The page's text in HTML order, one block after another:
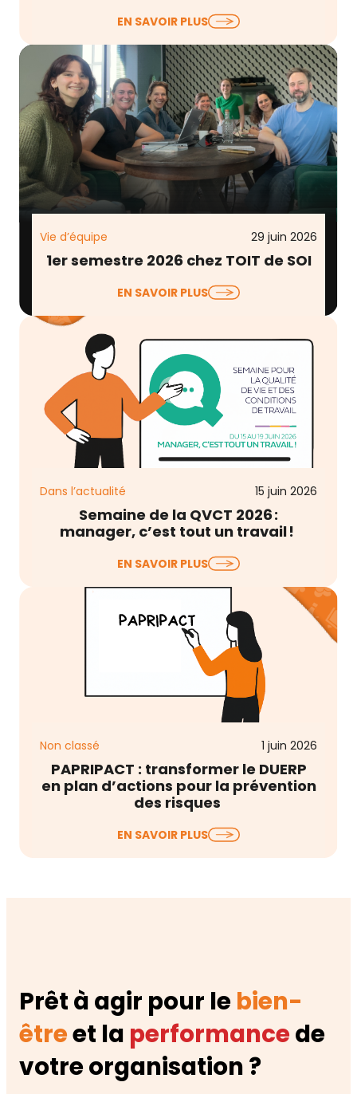
Lorsqu’on évoque l’onboarding collaborateur, on
pense souvent au livret d’accueil, à la remise du
matériel, à…
EN SAVOIR PLUS
Vie d’équipe 29 juin 2026
1er semestre 2026 chez TOIT de SOI
Entre les engagements de fond (RSE, RGPD) et le
développement de nos offres et de notre réseau,
…
EN SAVOIR PLUS
Dans l’actualité 15 juin 2026
Semaine de la QVCT 2026 :
manager, c’est tout un travail !
La Semaine pour la Qualité de Vie et des
Conditions de Travail (QVCT) débute
aujourd’hui…
EN SAVOIR PLUS
Non classé 1 juin 2026
PAPRIPACT : transformer le DUERP
en plan d’actions pour la prévention
des risques
Le Document Unique d’Évaluation des Risques
Professionnels (DUERP) est à jour, les risques sont
listés,…
EN SAVOIR PLUS
Prêt à agir pour lebien-
êtreet la performancede
votre organisation ?